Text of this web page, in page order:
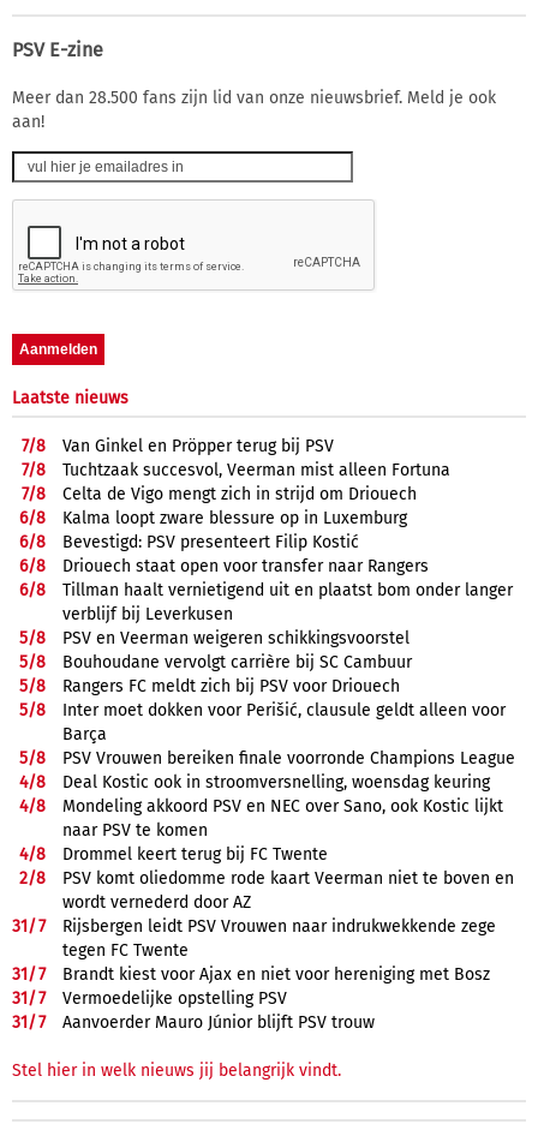
PSV E-zine
Meer dan 28.500 fans zijn lid van onze nieuwsbrief. Meld je ook
aan!
Laatste nieuws
7/8
Van Ginkel en Pröpper terug bij PSV
7/8
Tuchtzaak succesvol, Veerman mist alleen Fortuna
7/8
Celta de Vigo mengt zich in strijd om Driouech
6/8
Kalma loopt zware blessure op in Luxemburg
6/8
Bevestigd: PSV presenteert Filip Kostić
6/8
Driouech staat open voor transfer naar Rangers
6/8
Tillman haalt vernietigend uit en plaatst bom onder langer
verblijf bij Leverkusen
5/8
PSV en Veerman weigeren schikkingsvoorstel
5/8
Bouhoudane vervolgt carrière bij SC Cambuur
5/8
Rangers FC meldt zich bij PSV voor Driouech
5/8
Inter moet dokken voor Perišić, clausule geldt alleen voor
Barça
5/8
PSV Vrouwen bereiken finale voorronde Champions League
4/8
Deal Kostic ook in stroomversnelling, woensdag keuring
4/8
Mondeling akkoord PSV en NEC over Sano, ook Kostic lijkt
naar PSV te komen
4/8
Drommel keert terug bij FC Twente
2/8
PSV komt oliedomme rode kaart Veerman niet te boven en
wordt vernederd door AZ
31/7
Rijsbergen leidt PSV Vrouwen naar indrukwekkende zege
tegen FC Twente
31/7
Brandt kiest voor Ajax en niet voor hereniging met Bosz
31/7
Vermoedelijke opstelling PSV
31/7 Aanvoerder Mauro Júnior blijft PSV trouw
Stel hier in welk nieuws jij belangrijk vindt.